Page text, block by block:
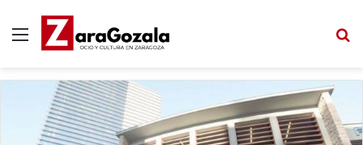
Menú